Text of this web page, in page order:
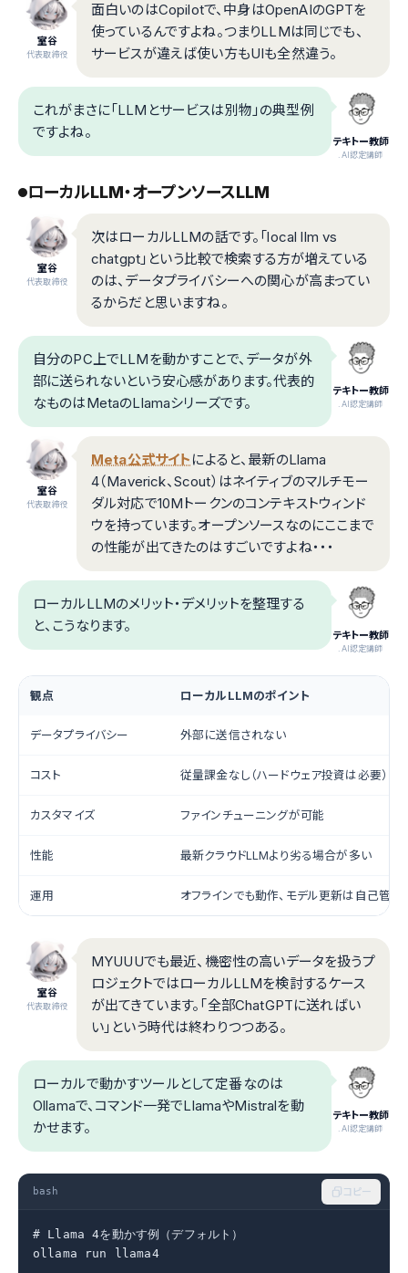
室谷
代表取締役
面白いのはCopilotで、中身はOpenAIのGPTを
使っているんですよね。つまりLLMは同じでも、
サービスが違えば使い方もUIも全然違う。
テキトー教師
.AI認定講師
これがまさに「LLMとサービスは別物」の典型例
ですよね。
ローカルLLM・オープンソースLLM
室谷
代表取締役
次はローカルLLMの話です。「local llm vs
chatgpt」という比較で検索する方が増えている
のは、データプライバシーへの関心が高まってい
るからだと思いますね。
テキトー教師
.AI認定講師
自分のPC上でLLMを動かすことで、データが外
部に送られないという安心感があります。代表的
なものはMetaのLlamaシリーズです。
室谷
代表取締役
Meta公式サイト によると、最新のLlama
4（Maverick、Scout）はネイティブのマルチモー
ダル対応で10Mトークンのコンテキストウィンド
ウを持っています。オープンソースなのにここまで
の性能が出てきたのはすごいですよね・・・
テキトー教師
.AI認定講師
ローカルLLMのメリット・デメリットを整理する
と、こうなります。
観点 ローカルLLMのポイント
データプライバシー 外部に送信されない
コスト 従量課金なし（ハードウェア投資は必要）
カスタマイズ ファインチューニングが可能
性能 最新クラウドLLMより劣る場合が多い
運用 オフラインでも動作、モデル更新は自己管理
室谷
代表取締役
MYUUUでも最近、機密性の高いデータを扱うプ
ロジェクトではローカルLLMを検討するケース
が出てきています。「全部ChatGPTに送ればい
い」という時代は終わりつつある。
テキトー教師
.AI認定講師
ローカルで動かすツールとして定番なのは
Ollamaで、コマンド一発でLlamaやMistralを動
かせます。
bash コピー
# Llama 4を動かす例（デフォルト）
ollama run llama4